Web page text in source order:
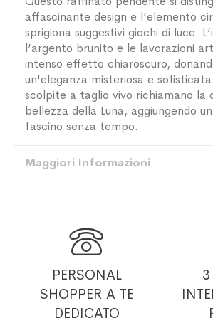
affascinante design e l’elemento
sprigiona suggestivi giochi di luce.
l’argento brunito e le lavorazioni
intenso effetto chiaroscuro,
un'eleganza misteriosa e
scolpite a taglio vivo richiamano la
bellezza della Luna, aggiungendo
fascino senza tempo.
Maggiori Informazioni

PERSONAL
SHOPPER A TE
DEDICATO